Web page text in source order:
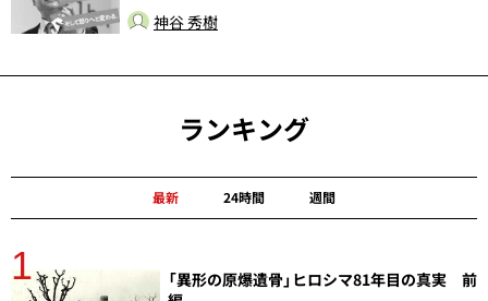
神谷 秀樹
ランキング
最新 24時間 週間
1
「異形の原爆遺骨」ヒロシマ81年目の真実 前